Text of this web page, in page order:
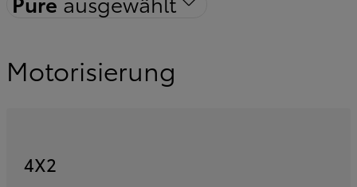
Motorisierung
4X2